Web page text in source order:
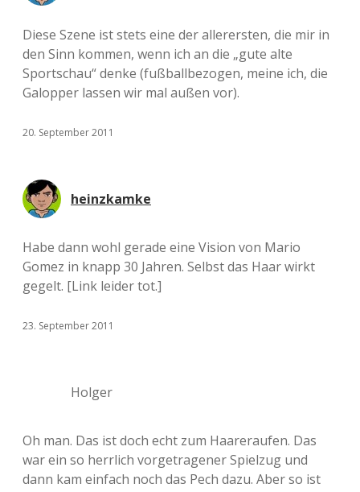
Diese Szene ist stets eine der allerersten, die mir in
den Sinn kommen, wenn ich an die „gute alte
Sportschau“ denke (fußballbezogen, meine ich, die
Galopper lassen wir mal außen vor).
20. September 2011
heinzkamke
Habe dann wohl gerade eine Vision von Mario
Gomez in knapp 30 Jahren. Selbst das Haar wirkt
gegelt. [Link leider tot.]
23. September 2011
Holger
Oh man. Das ist doch echt zum Haareraufen. Das
war ein so herrlich vorgetragener Spielzug und
dann kam einfach noch das Pech dazu. Aber so ist